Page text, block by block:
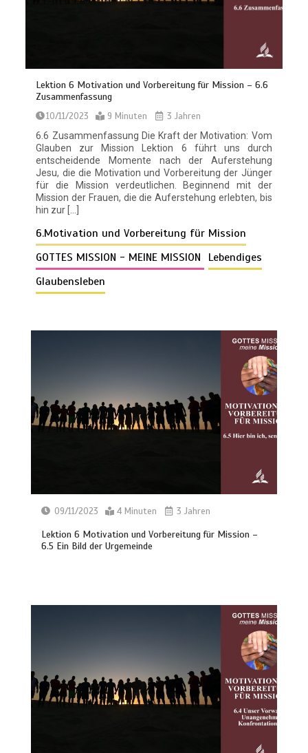
Lektion 6 Motivation und Vorbereitung für Mission – 6.6
Zusammenfassung
10/11/2023 9 Minuten
3 Jahren
6.6 Zusammenfassung Die Kraft der Motivation: Vom
Glauben zur Mission Lektion 6 führt uns durch
entscheidende Momente nach der Auferstehung
Jesu, die die Motivation und Vorbereitung der Jünger
für die Mission verdeutlichen. Beginnend mit der
Mission der Frauen, die die Auferstehung erlebten, bis
hin zur […]
6.Motivation und Vorbereitung für Mission
GOTTES MISSION - MEINE MISSION
Lebendiges
Glaubensleben
09/11/2023 4 Minuten 3 Jahren
Lektion 6 Motivation und Vorbereitung für Mission –
6.5 Ein Bild der Urgemeinde